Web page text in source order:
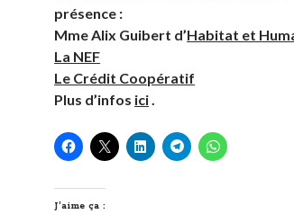
présence :
Mme Alix Guibert d’Habitat et
La NEF
Le Crédit Coopératif
Plus d’infos ici.
J’aime ça :